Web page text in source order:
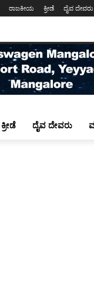
ರಾಜಕೀಯ ಕ್ರೀಡೆ ದೈವ ದೇವರು
ಕ್ರೀಡೆ ದೈವ ದೇವರು